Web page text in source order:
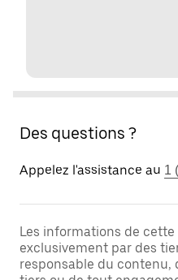
Des questions ?
Appelez l'assistance au 1
Les informations de
exclusivement par des
responsable du contenu,